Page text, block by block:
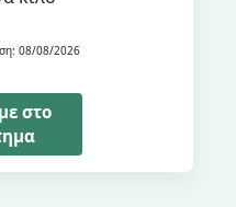
08/08/2026
στο